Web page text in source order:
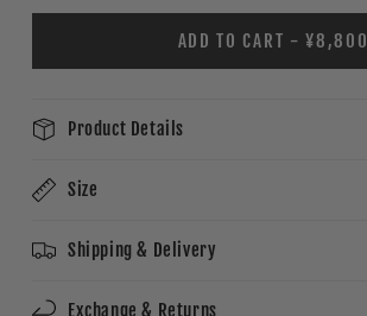
ADD TO CART - ¥8,800
Product Details
Size
Shipping & Delivery
Exchange & Returns